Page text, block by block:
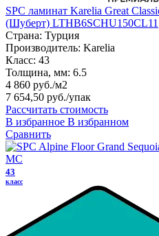
SPC ламинат Karelia Great
(Шуберт) LTHB6SCHU150CL11
Страна: Турция
Производитель: Karelia
Класс: 43
Толщина, мм: 6.5
4 860 руб./м2
7 654,50 руб./упак
Рассчитать стоимость
В избранное В избранном
Сравнить
43
класс